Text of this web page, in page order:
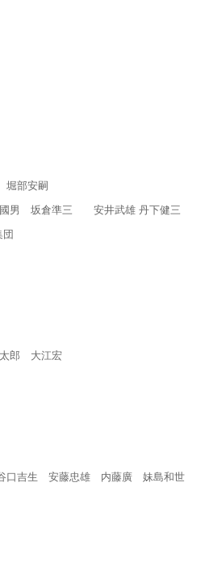
部安嗣
男 坂倉準三 安井武雄 丹下健三
郎 大江宏
吉生 安藤忠雄 内藤廣 妹島和世